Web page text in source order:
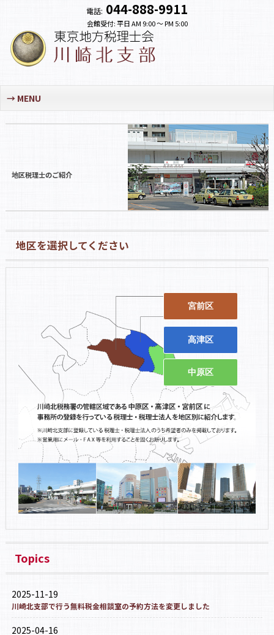
電話: 044-888-9911
会館受付: 平日 AM 9:00 〜 PM 5:00
MENU
地区税理士のご紹介
地区を選択してください
宮前区
高津区
中原区
Topics
2025-11-19
川崎北支部で行う無料税金相談室の予約方法を変更しました
2025-04-16